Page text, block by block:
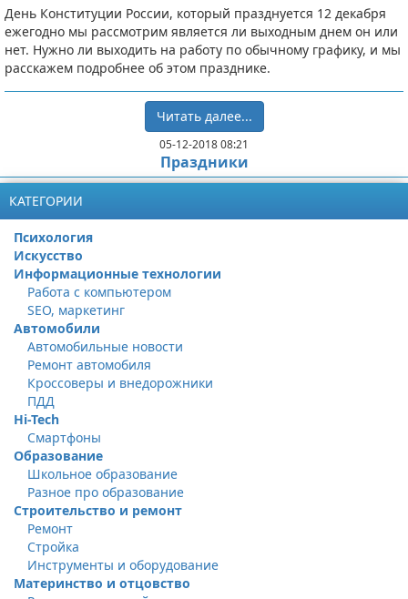
День Конституции России, который празднуется 12 декабря
ежегодно мы рассмотрим является ли выходным днем он или
нет. Нужно ли выходить на работу по обычному графику, и мы
расскажем подробнее об этом празднике.
Читать далее...
05-12-2018 08:21
Праздники
КАТЕГОРИИ
Психология
Искусство
Информационные технологии
Работа с компьютером
SEO, маркетинг
Автомобили
Автомобильные новости
Ремонт автомобиля
Кроссоверы и внедорожники
ПДД
Hi-Tech
Смартфоны
Образование
Школьное образование
Разное про образование
Строительство и ремонт
Ремонт
Стройка
Инструменты и оборудование
Материнство и отцовство